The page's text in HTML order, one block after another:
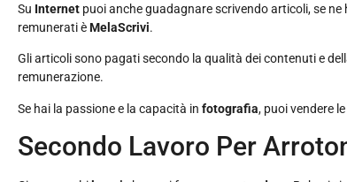
Su Internet puoi anche guadagnare scrivendo articoli, se
remunerati èMelaScrivi.
Gli articoli sono pagati secondo la qualità dei contenuti e
remunerazione.
Se hai la passione e la capacità in fotografia, puoi vendere
Secondo Lavoro Per